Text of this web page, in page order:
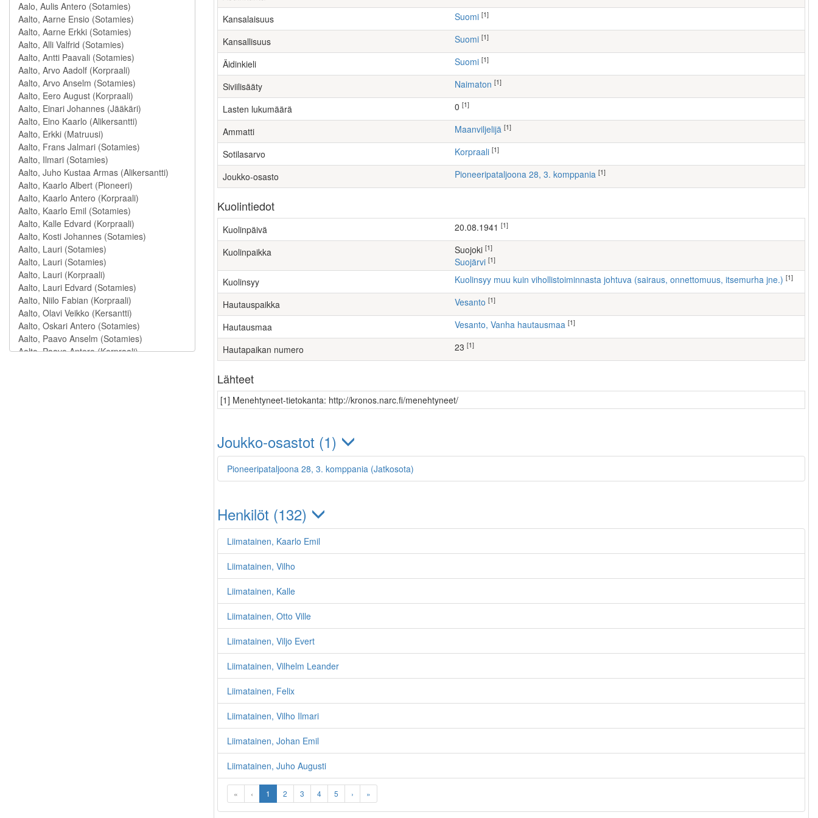
Kansalaisuus Suomi [1]
Kansallisuus Suomi [1]
Äidinkieli Suomi [1]
Siviilisääty Naimaton [1]
Lasten lukumäärä [1]
Ammatti maanviljelijä [1]
Sotilasarvo Korpraali [1]
Joukko-osasto Pioneeripataljoona 28, 3. komppania [1]
Kuolintiedot
Kuolinpäivä 20.08.1941 [1]
Kuolinpaikka Suojoki [1]
Suojärvi [1]
Kuolinsyy Kuolinsyy muu kuin vihollistoiminnasta johtuva (sairaus, onnettomuus, itsemurha jne.) [1]
Hautauspaikka Vesanto [1]
Hautausmaa Vesanto, Vanha hautausmaa [1]
Hautapaikan numero 23 [1]
Lähteet
[1] Menehtyneet-tietokanta: http://kronos.narc.fi/menehtyneet/
Joukko-osastot (1)
Pioneeripataljoona 28, 3. komppania (Jatkosota)
Henkilöt (132)
Liimatainen, Kaarlo Emil
Liimatainen, Vilho
Liimatainen, Kalle
Liimatainen, Otto Ville
Liimatainen, Viljo Evert
Liimatainen, Vilhelm Leander
Liimatainen, Felix
Liimatainen, Vilho Ilmari
Liimatainen, Johan Emil
Liimatainen, Juho Augusti
« ‹ 1 2 3 4 5 › »